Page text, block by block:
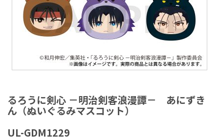
るろうに剣心 －明治剣客浪漫譚－ あにずき
ん（ぬいぐるみマスコット）
UL-GDM1229
メ
ー
ジ
ャ